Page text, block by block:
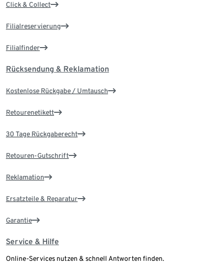
Click & Collect
Filialreservierung
Filialfinder
Rücksendung & Reklamation
Kostenlose Rückgabe / Umtausch
Retourenetikett
30 Tage Rückgaberecht
Retouren-Gutschrift
Reklamation
Ersatzteile & Reparatur
Garantie
Service & Hilfe
Online-Services nutzen & schnell Antworten finden.